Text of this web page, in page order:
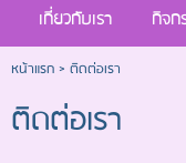
เกี่ยวกับเรา กิจก
หน้าแรก> ติดต่อเรา
ติดต่อเรา